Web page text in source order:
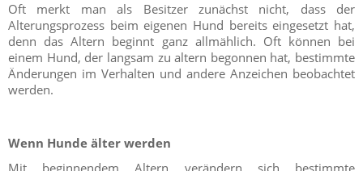
Oft merkt man als Besitzer zunächst nicht, dass der
Alterungsprozess beim eigenen Hund bereits eingesetzt hat,
denn das Altern beginnt ganz allmählich. Oft können bei
einem Hund, der langsam zu altern begonnen hat, bestimmte
Änderungen im Verhalten und andere Anzeichen beobachtet
werden.
Wenn Hunde älter werden
Mit beginnendem Altern verändern sich bestimmte